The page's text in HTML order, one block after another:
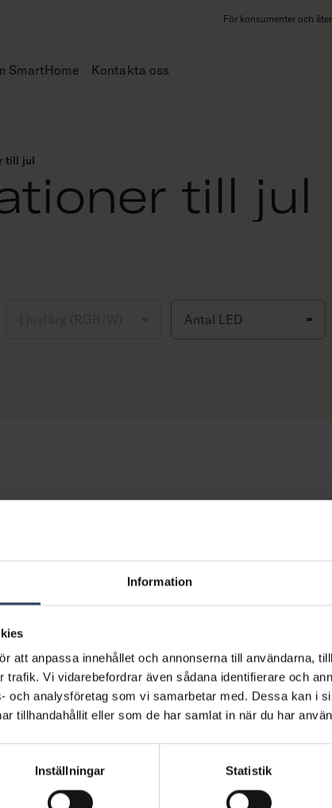
Information
att anpassa innehållet och annonserna till användarna,
Vi vidarebefordrar även sådana identifierare och
och analysföretag som vi samarbetar med. Dessa kan i
tillhandahållit eller som de har samlat in när du har
Inställningar Statistik
För konsumenter och
SmartHome Kontakta oss
till jul
till jul
Antal LED